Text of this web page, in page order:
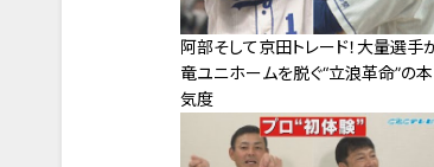
阿部そして京田トレード！大量選手
竜ユニホームを脱ぐ“立浪革命”の本
気度